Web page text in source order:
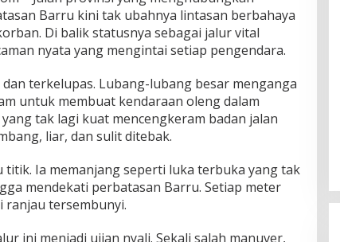
Barru kini tak ubahnya lintasan berbahaya
Di balik statusnya sebagai jalur vital
nyata yang mengintai setiap pengendara.
terkelupas. Lubang-lubang besar menganga
untuk membuat kendaraan oleng dalam
tak lagi kuat mencengkeram badan jalan
liar, dan sulit ditebak.
titik. Ia memanjang seperti luka terbuka yang tak
mendekati perbatasan Barru. Setiap meter
ranjau tersembunyi.
ini menjadi ujian nyali. Sekali salah manuver,